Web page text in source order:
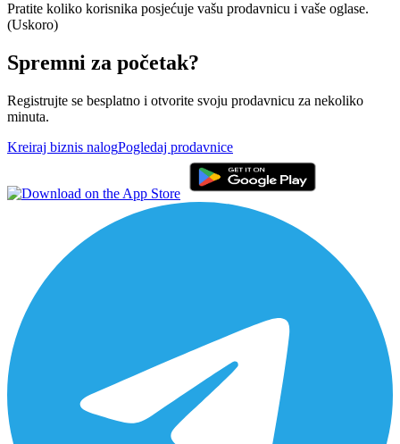
Pratite koliko korisnika posjećuje vašu prodavnicu i vaše oglase.
(Uskoro)
Spremni za početak?
Registrujte se besplatno i otvorite svoju prodavnicu za nekoliko
minuta.
Kreiraj biznis nalogPogledaj prodavnice